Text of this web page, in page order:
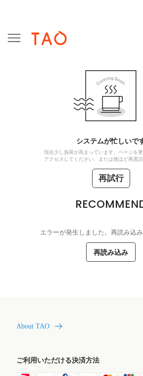
システムが忙しいで
現在少し負荷が高まっています。ページを
アクセスしてください、または後ほど再度
再試行
エラーが発生しました。再読み込
再読み込み
About TAO
ご利用いただける決済方法